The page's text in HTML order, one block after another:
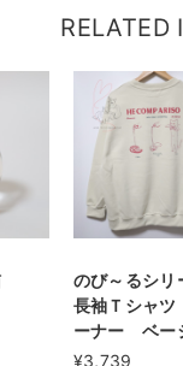
RELATED
のび～るシ
長袖Ｔシャ
ーナー ベー
¥3,739